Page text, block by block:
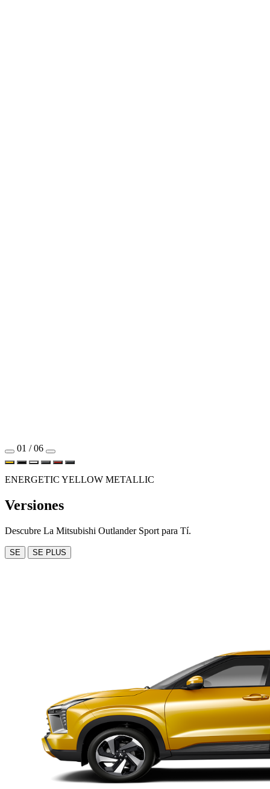
01 / 06
ENERGETIC YELLOW METALLIC
Versiones
Descubre La Mitsubishi Outlander Sport para Tí.
SE SE PLUS